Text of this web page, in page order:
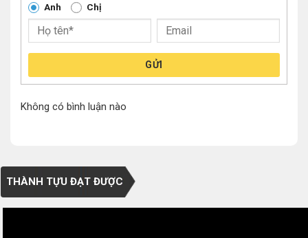
Anh Chị
GỬI
Không có bình luận nào
THÀNH TỰU ĐẠT ĐƯỢC